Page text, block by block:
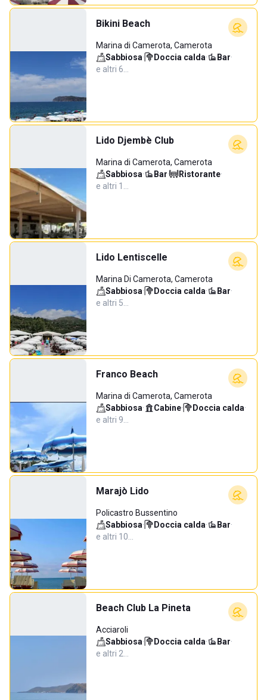
Bikini Beach
Marina di Camerota, Camerota
Sabbiosa· Doccia calda· Bar·
e altri 6…
Lido Djembè Club
Marina di Camerota, Camerota
Sabbiosa· Bar· Ristorante·
e altri 1…
Lido Lentiscelle
Marina Di Camerota, Camerota
Sabbiosa· Doccia calda· Bar·
e altri 5…
Franco Beach
Marina di Camerota, Camerota
Sabbiosa· Cabine· Doccia calda·
e altri 9…
Marajò Lido
Policastro Bussentino
Sabbiosa· Doccia calda· Bar·
e altri 10…
Beach Club La Pineta
Acciaroli
Sabbiosa· Doccia calda· Bar·
e altri 2…